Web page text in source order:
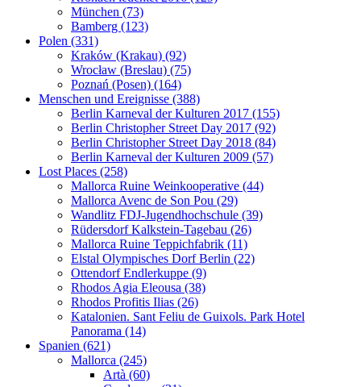
München (73)
Bamberg (123)
Polen (331)
Kraków (Krakau) (92)
Wrocław (Breslau) (75)
Poznań (Posen) (164)
Menschen und Ereignisse (388)
Berlin Karneval der Kulturen 2017 (155)
Berlin Christopher Street Day 2017 (92)
Berlin Christopher Street Day 2018 (84)
Berlin Karneval der Kulturen 2009 (57)
Lost Places (258)
Mallorca Ruine Weinkooperative (44)
Mallorca Avenc de Son Pou (29)
Wandlitz FDJ-Jugendhochschule (39)
Rüdersdorf Kalkstein-Tagebau (26)
Mallorca Ruine Teppichfabrik (11)
Elstal Olympisches Dorf Berlin (22)
Ottendorf Endlerkuppe (9)
Rhodos Agia Eleousa (38)
Rhodos Profitis Ilias (26)
Katalonien. Sant Feliu de Guixols. Park Hotel
Panorama (14)
Spanien (621)
Mallorca (245)
Artà (60)